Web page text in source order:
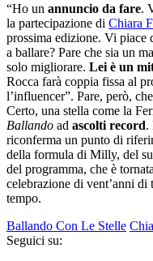
“Ho un annuncio da fare.
la partecipazione di Chiara
prossima edizione. Vi piace
a ballare? Pare che sia un
solo migliorare. Lei è un
Rocca farà coppia fissa al
l’influencer”. Pare, però,
Certo, una stella come la
Ballando ad ascolti record.
riconferma un punto di
della formula di Milly, del
del programma, che è
celebrazione di vent’anni di
tempo.
Ballando Con Le Stelle
Seguici su: